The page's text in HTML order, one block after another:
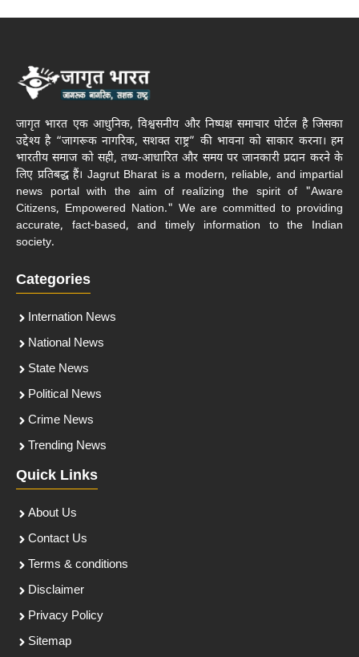
जागृत भारत एक आधुनिक, विश्वसनीय और निष्पक्ष समाचार पोर्टल है जिसका
उद्देश्य है “जागरूक नागरिक, सशक्त राष्ट्र” की भावना को साकार करना। हम
भारतीय समाज को सही, तथ्य-आधारित और समय पर जानकारी प्रदान करने के
लिए प्रतिबद्ध हैं। Jagrut Bharat is a modern, reliable, and impartial
news portal with the aim of realizing the spirit of "Aware
Citizens, Empowered Nation." We are committed to providing
accurate, fact-based, and timely information to the Indian
society.
Categories
Internation News
National News
State News
Political News
Crime News
Trending News
Quick Links
About Us
Contact Us
Terms & conditions
Disclaimer
Privacy Policy
Sitemap